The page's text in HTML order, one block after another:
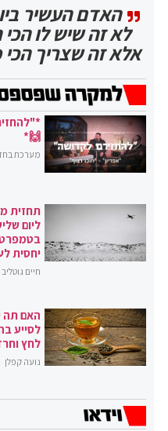
האדם העשיר
לא זה שיש לו
אלא זה שצריך
🙌*
מערכת
תחזית
ליום
יחסית
חיים גוטליב
האם תה
לסייע
לחץ
נועה קפלן